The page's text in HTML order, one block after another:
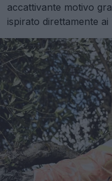
accattivante motivo
ispirato direttamente ai